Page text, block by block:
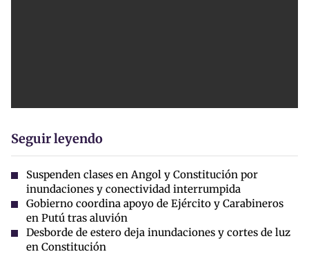
Seguir leyendo
Suspenden clases en Angol y Constitución por
inundaciones y conectividad interrumpida
Gobierno coordina apoyo de Ejército y Carabineros
en Putú tras aluvión
Desborde de estero deja inundaciones y cortes de luz
en Constitución